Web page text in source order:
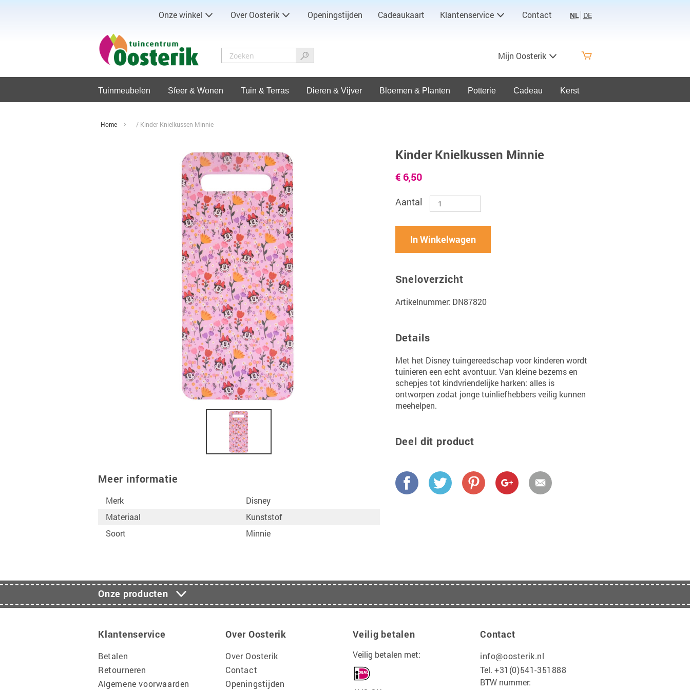
Onze winkel Over Oosterik Openingstijden Cadeaukaart Klantenservice Contact NL DE
Mijn Oosterik
Tuinmeubelen Sfeer & Wonen Tuin & Terras Dieren & Vijver Bloemen & Planten Potterie Cadeau Kerst
Home Kinder Knielkussen Minnie
Meer informatie
Merk
Disney
Materiaal
Kunststof
Soort
Minnie
Kinder Knielkussen Minnie
€ 6,50
Aantal
In Winkelwagen
Sneloverzicht
Artikelnummer: DN87820
Details
Met het Disney tuingereedschap voor kinderen wordt
tuinieren een echt avontuur. Van kleine bezems en
schepjes tot kindvriendelijke harken: alles is
ontworpen zodat jonge tuinliefhebbers veilig kunnen
meehelpen.
Deel dit product
Onze producten
Klantenservice
Betalen
Retourneren
Algemene voorwaarden
Over Oosterik
Over Oosterik
Contact
Openingstijden
Veilig betalen
Veilig betalen met:
Contact
info@oosterik.nl
Tel. +31(0)541-351888
BTW nummer: